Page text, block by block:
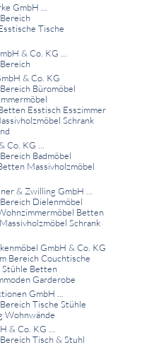
GmbH ...
Tische
& Co. KG ...
& Co. KG
Büromöbel
Esstisch Esszimmer
Schrank
KG ...
Badmöbel
Massivholzmöbel
& Zwilling GmbH ...
Dielenmöbel
Betten
Schrank
GmbH & Co. KG
Bereich Couchtische
Stühle Betten
Garderobe
GmbH ...
Tische Stühle
Wohnwände
& Co. KG ...
Tisch & Stuhl